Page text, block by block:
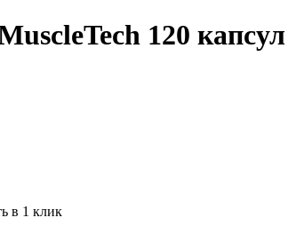
120 капсул
в 1 клик